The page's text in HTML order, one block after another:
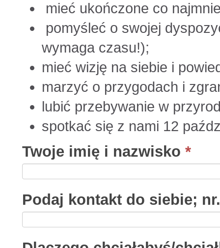
mieć ukończone co
pomyśleć o swojej
wymaga czasu!);
mieć wizję na siebie i
marzyć o przygodach i
lubić przebywanie w
spotkać się z nami 12
Twoje imię i nazwisko *
Podaj kontakt do siebie;